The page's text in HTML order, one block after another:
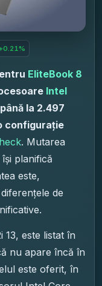
EliteBook 8
Intel
la 2.497
configurație
. Mutarea
planifică
este,
de
13, este listat în
nu apare încă în
este oferit, în